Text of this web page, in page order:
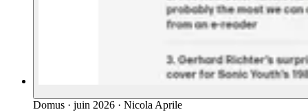
Domus · juin 2026 · Nicola Aprile